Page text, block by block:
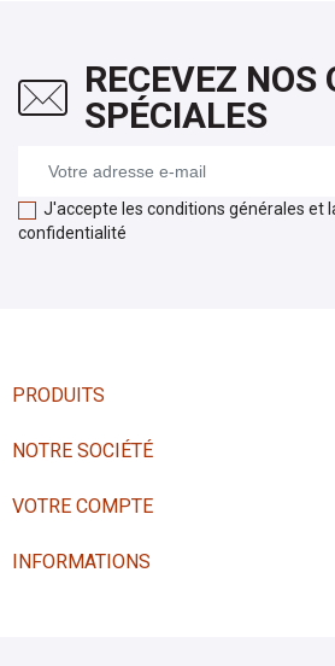
RECEVEZ NOS
SPÉCIALES
J'accepte les conditions générales et
confidentialité
PRODUITS
NOTRE SOCIÉTÉ
VOTRE COMPTE
INFORMATIONS